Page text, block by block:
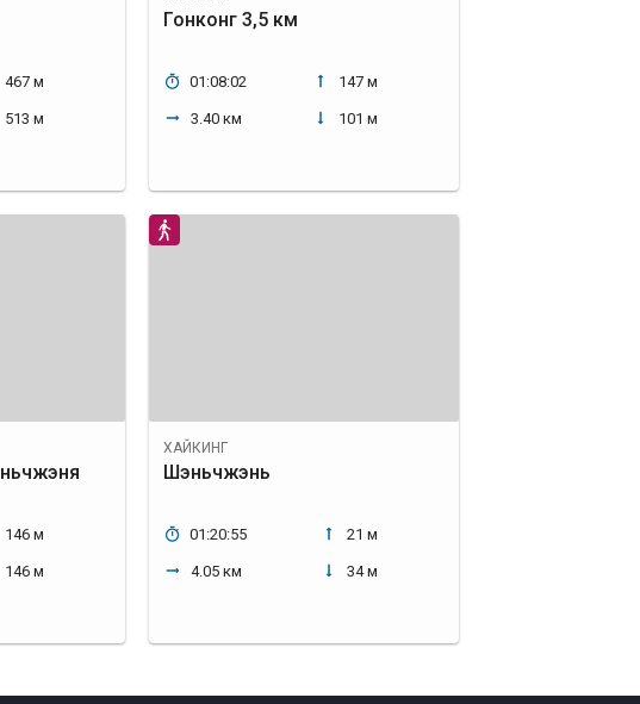
467 м
513 м
Гонконг 3,5 км
01:08:02
3.40 км
147 м
101 м
146 м
146 м
ХАЙКИНГ
Шэньчжэнь
01:20:55
4.05 км
21 м
34 м